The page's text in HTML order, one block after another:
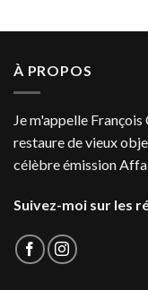
À PROPOS
Je m'appelle
restaure de vieux
célèbre émission
Suivez-moi sur les